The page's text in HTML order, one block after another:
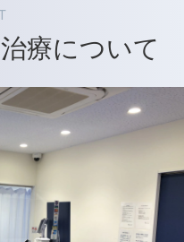
療について